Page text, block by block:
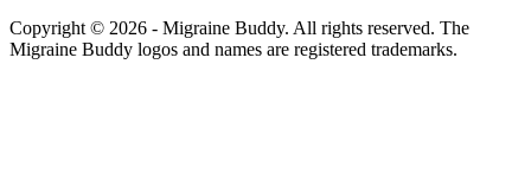
Copyright © 2026 - Migraine Buddy. All rights reserved. The
Migraine Buddy logos and names are registered trademarks.